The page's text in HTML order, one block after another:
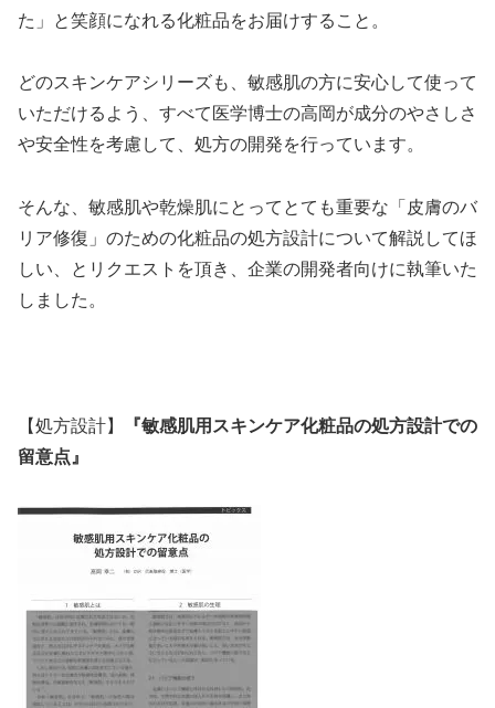
た」と笑顔になれる化粧品をお届けすること。
どのスキンケアシリーズも、敏感肌の方に安心して使って
いただけるよう、すべて医学博士の高岡が成分のやさしさ
や安全性を考慮して、処方の開発を行っています。
そんな、敏感肌や乾燥肌にとってとても重要な「皮膚のバ
リア修復」のための化粧品の処方設計について解説してほ
しい、とリクエストを頂き、企業の開発者向けに執筆いた
しました。
【処方設計】
『敏感肌用スキンケア化粧品の処方設計での
留意点』